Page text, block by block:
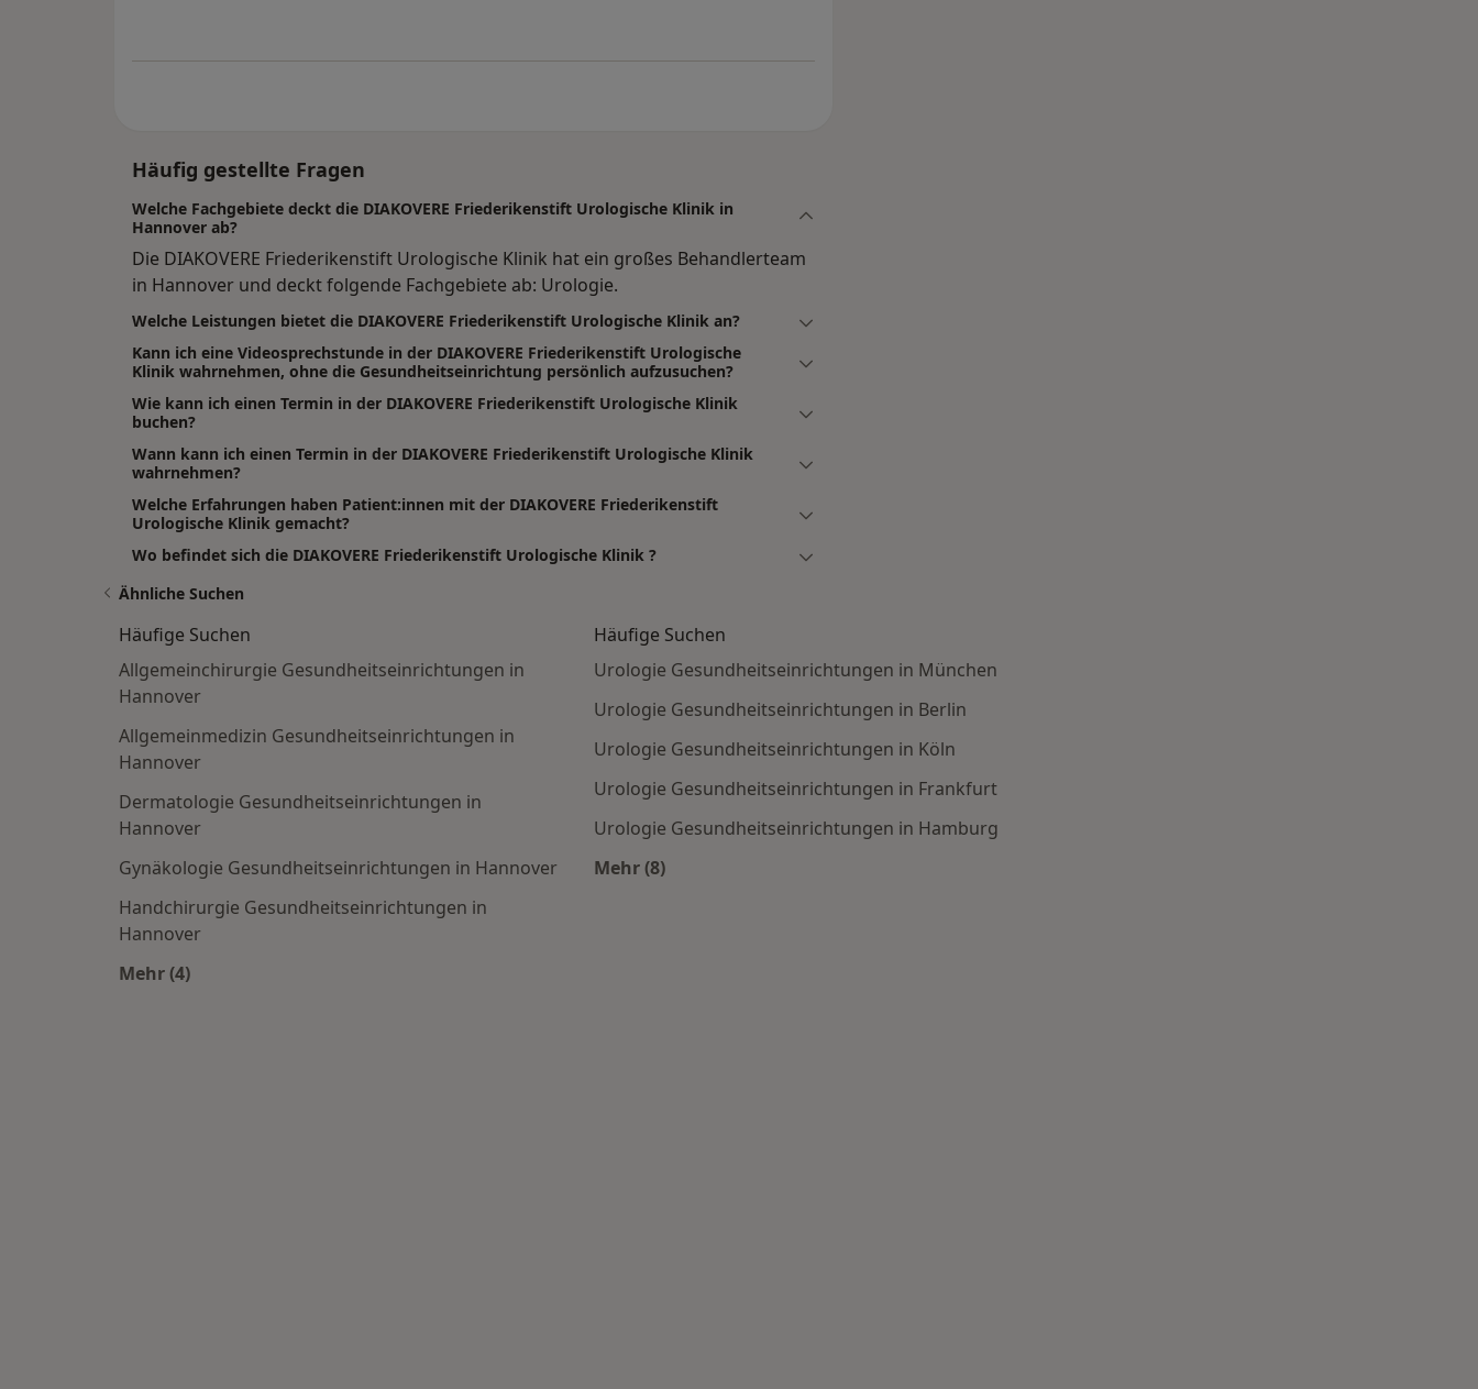
Häufig gestellte Fragen
Welche Fachgebiete deckt die DIAKOVERE Friederikenstift Urologische Klinik in
Hannover ab?
Die DIAKOVERE Friederikenstift Urologische Klinik hat ein großes Behandlerteam
in Hannover und deckt folgende Fachgebiete ab: Urologie.
Welche Leistungen bietet die DIAKOVERE Friederikenstift Urologische Klinik an?
Kann ich eine Videosprechstunde in der DIAKOVERE Friederikenstift Urologische
Klinik wahrnehmen, ohne die Gesundheitseinrichtung persönlich aufzusuchen?
Wie kann ich einen Termin in der DIAKOVERE Friederikenstift Urologische Klinik
buchen?
Wann kann ich einen Termin in der DIAKOVERE Friederikenstift Urologische Klinik
wahrnehmen?
Welche Erfahrungen haben Patient:innen mit der DIAKOVERE Friederikenstift
Urologische Klinik gemacht?
Wo befindet sich die DIAKOVERE Friederikenstift Urologische Klinik ?
Ähnliche Suchen
Häufige Suchen
Allgemeinchirurgie Gesundheitseinrichtungen in
Hannover
Allgemeinmedizin Gesundheitseinrichtungen in
Hannover
Dermatologie Gesundheitseinrichtungen in
Hannover
Gynäkologie Gesundheitseinrichtungen in Hannover
Handchirurgie Gesundheitseinrichtungen in
Hannover
Mehr (4)
Häufige Suchen
Urologie Gesundheitseinrichtungen in München
Urologie Gesundheitseinrichtungen in Berlin
Urologie Gesundheitseinrichtungen in Köln
Urologie Gesundheitseinrichtungen in Frankfurt
Urologie Gesundheitseinrichtungen in Hamburg
Mehr (8)